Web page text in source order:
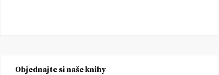
Objednajte si naše knihy